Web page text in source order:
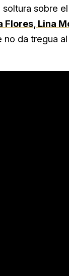
sobre
Flores, Lina
da tregua